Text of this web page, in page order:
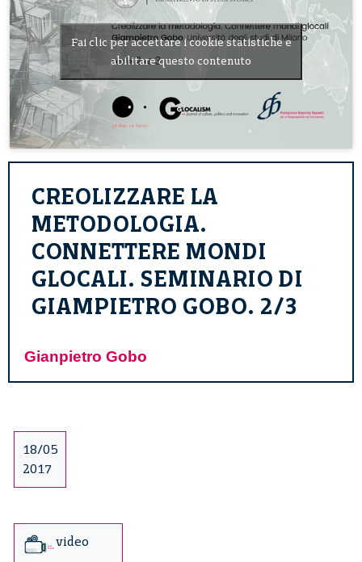
Fai clic per accettare i cookie statistiche e
abilitare questo contenuto
CREOLIZZARE LA
METODOLOGIA.
CONNETTERE MONDI
GLOCALI. SEMINARIO DI
GIAMPIETRO GOBO. 2/3
Gianpietro Gobo
18/05
2017
video